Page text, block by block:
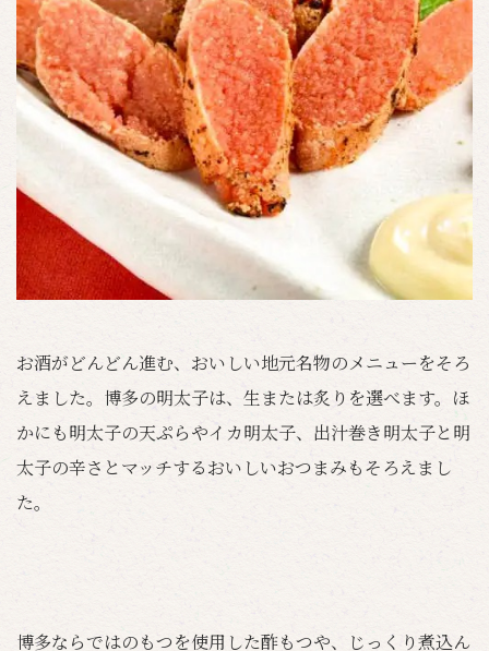
お酒がどんどん進む、おいしい地元名物のメニューをそろ
えました。博多の明太子は、生または炙りを選べます。ほ
かにも明太子の天ぷらやイカ明太子、出汁巻き明太子と明
太子の辛さとマッチするおいしいおつまみもそろえまし
た。
博多ならではのもつを使用した酢もつや、じっくり煮込ん